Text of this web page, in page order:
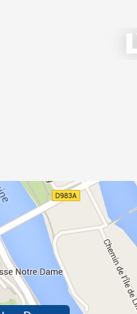
École
Lycée